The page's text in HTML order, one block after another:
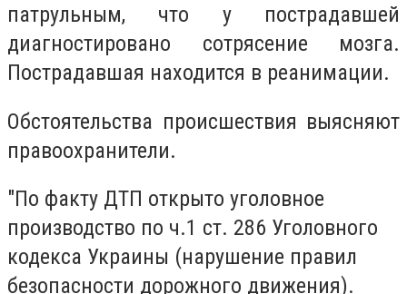
патрульным, что у пострадавшей
диагностировано сотрясение мозга.
Пострадавшая находится в реанимации.
Обстоятельства происшествия выясняют
правоохранители.
"По факту ДТП открыто уголовное
производство по ч.1 ст. 286 Уголовного
кодекса Украины (нарушение правил
безопасности дорожного движения).